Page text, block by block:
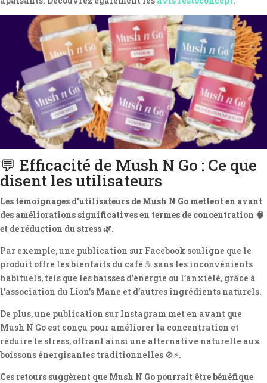
💬 Efficacité de Mush N Go : Ce que
disent les utilisateurs
Les témoignages d’utilisateurs de Mush N Go mettent en avant
des améliorations significatives en termes de concentration 🧠
et de réduction du stress 🌿.
Par exemple, une publication sur Facebook souligne que le
produit offre les bienfaits du café ☕ sans les inconvénients
habituels, tels que les baisses d’énergie ou l’anxiété, grâce à
l’association du Lion’s Mane et d’autres ingrédients naturels.
De plus, une publication sur Instagram met en avant que
Mush N Go est conçu pour améliorer la concentration et
réduire le stress, offrant ainsi une alternative naturelle aux
boissons énergisantes traditionnelles 🚫⚡.
Ces retours suggèrent que Mush N Go pourrait être bénéfique